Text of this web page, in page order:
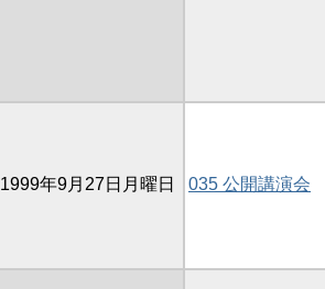
1999年9月27日月曜日 035 公開講演会